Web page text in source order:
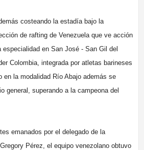
costeando la estadía bajo la
de rafting de Venezuela que ve acción
en San José - San Gil del
Colombia, integrada por atletas barineses
en la modalidad Río Abajo además se
general, superando a la campeona del
emanados por el delegado de la
Pérez, el equipo venezolano obtuvo